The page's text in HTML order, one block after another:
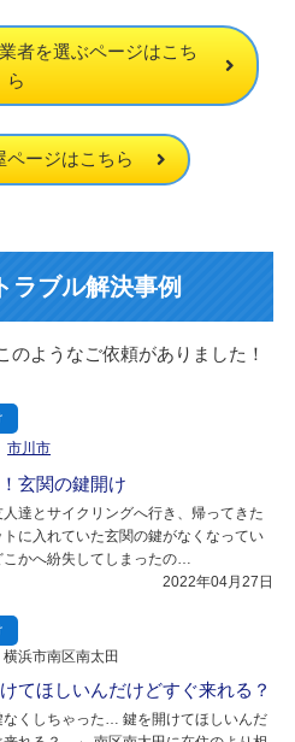
者を選ぶページはこち
ら
ページはこちら
ラブル解決事例
ようなご依頼がありました！
市川市
玄関の鍵開け
達とサイクリングへ行き、帰ってきた
トに入れていた玄関の鍵がなくなってい
こかへ紛失してしまったの…
2022年04月27日
横浜市南区南太田
てほしいんだけどすぐ来れる？
なくしちゃった… 鍵を開けてほしいんだ